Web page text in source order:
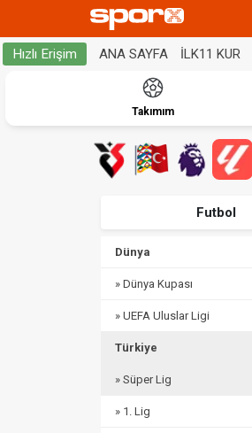
Hızlı Erişim ANA SAYFA İLK11 KUR
Takımım
Futbol
Dünya
» Dünya Kupası
» UEFA Uluslar Ligi
Türkiye
» Süper Lig
» 1. Lig